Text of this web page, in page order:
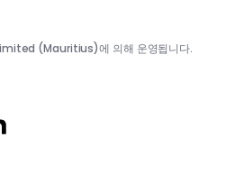
(Mauritius)에 의해 운영됩니다.